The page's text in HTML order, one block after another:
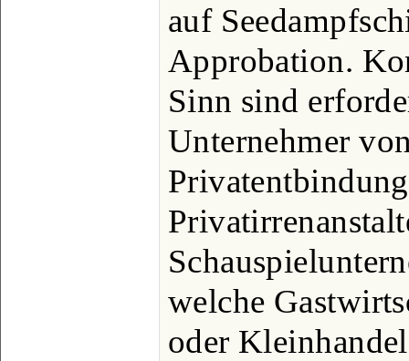
auf
Approbation.
Sinn sind
Unternehmer
welche
oder